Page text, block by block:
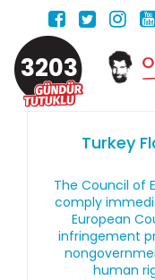
3203
Turkey
The Council of
comply
European
infringement
human